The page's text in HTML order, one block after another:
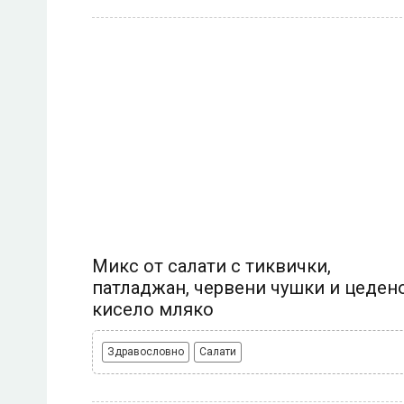
Микс от салати с тиквички,
патладжан, червени чушки и
кисело мляко
Здравословно Салати